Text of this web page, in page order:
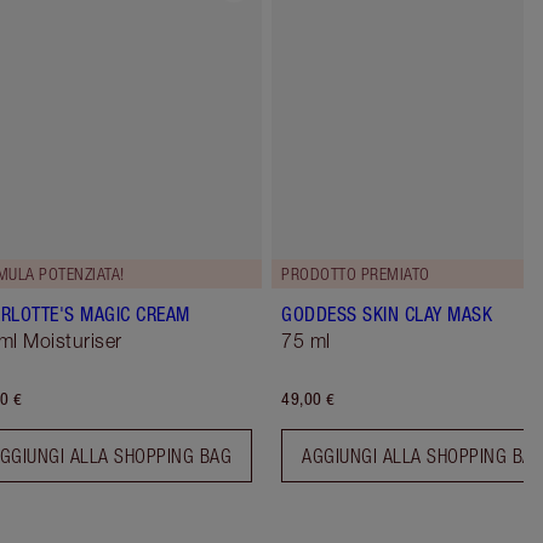
POTENZIATA!
MAGIC CREAM
Moisturiser
€
ALLA SHOPPING BAG
PRODOTTO PREMIATO
GODDESS SKIN CLAY MASK
75 ml
49,00 €
AGGIUNGI ALLA SHOPPING BAG